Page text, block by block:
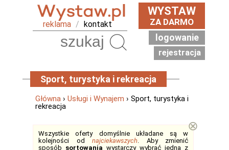
reklama / kontakt
WYSTAW
ZA DARMO
logowanie
rejestracja
Sport, turystyka i rekreacja
Główna › Usługi i Wynajem › Sport, turystyka i
rekreacja
Wszystkie oferty domyślnie układane są w
kolejności od najciekawszych. Aby zmienić
sposób sortowania wystarczy wybrać jedną z
⊗